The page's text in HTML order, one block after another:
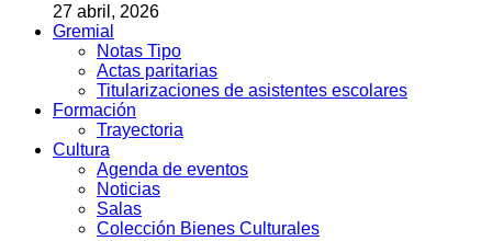
27 abril, 2026
Gremial
Notas Tipo
Actas paritarias
Titularizaciones de asistentes escolares
Formación
Trayectoria
Cultura
Agenda de eventos
Noticias
Salas
Colección Bienes Culturales